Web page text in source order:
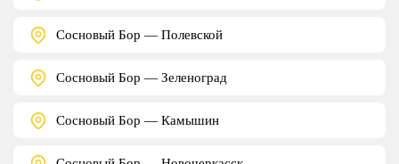
Сосновый Бор — Полевской
Сосновый Бор — Зеленоград
Сосновый Бор — Камышин